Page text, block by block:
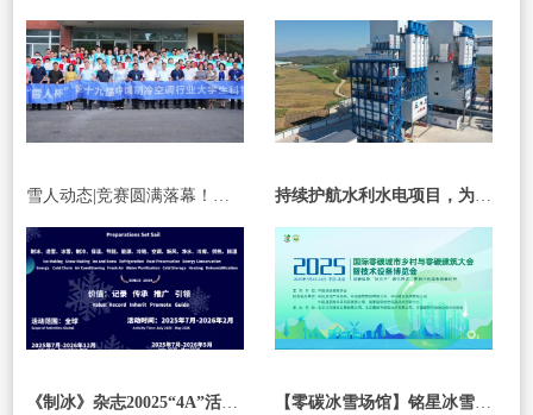
持续护航水利水电项目，为国家战略工程添砖加瓦！
《制冰》杂志20025“4A”活动计划 年刊、年奖、年会、年展 全方位合作正式开放 【零碳冰雪场馆】铭星冰雪承办“室内滑雪场馆节能降碳实践”专题论坛，引领行业发展零碳冰雪场馆